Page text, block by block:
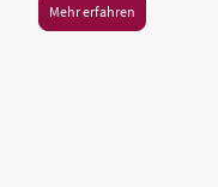
Mehr erfahren